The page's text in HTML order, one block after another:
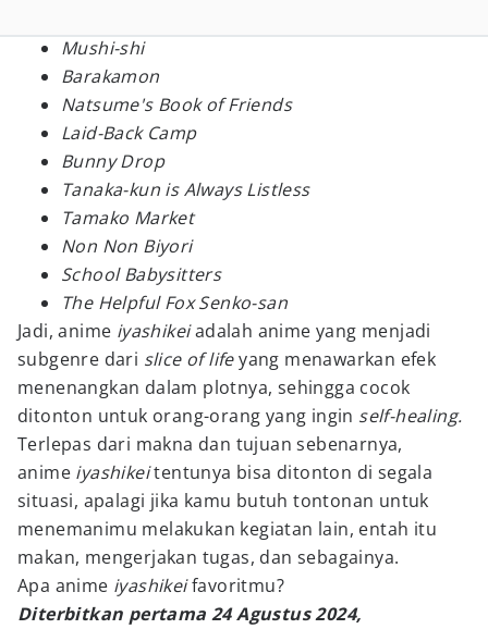
Mushi-shi
Barakamon
Natsume's Book of Friends
Laid-Back Camp
Bunny Drop
Tanaka-kun is Always Listless
Tamako Market
Non Non Biyori
School Babysitters
The Helpful Fox Senko-san
Jadi, anime iyashikeiadalah anime yang menjadi
subgenre dari slice of lifeyang menawarkan efek
menenangkan dalam plotnya, sehingga cocok
ditonton untuk orang-orang yang ingin self-healing.
Terlepas dari makna dan tujuan sebenarnya,
anime iyashikeitentunya bisa ditonton di segala
situasi, apalagi jika kamu butuh tontonan untuk
menemanimu melakukan kegiatan lain, entah itu
makan, mengerjakan tugas, dan sebagainya.
Apa anime iyashikeifavoritmu?
Diterbitkan pertama 24 Agustus 2024,